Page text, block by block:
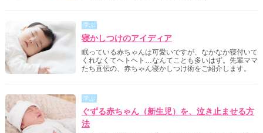
学ぶ
寝かしつけのアイディア
眠っている赤ちゃんは可愛いですが、なかなか寝付いて
くれなくてヘトヘト…なんてことも多いはず。先輩ママ
たち直伝の、赤ちゃん寝かしつけ術をご紹介します。
学ぶ
ぐずる赤ちゃん（新生児）を、泣き止ませる方
法